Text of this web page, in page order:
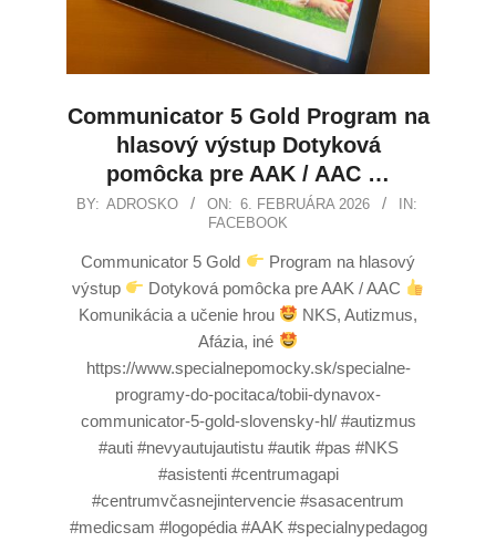
Communicator 5 Gold Program na
hlasový výstup Dotyková
pomôcka pre AAK / AAC …
BY: ADROSKO ON: 6. FEBRUÁRA 2026
IN:
FACEBOOK
Communicator 5 Gold
Program na hlasový
výstup
Dotyková pomôcka pre AAK / AAC
Komunikácia a učenie hrou
NKS, Autizmus,
Afázia, iné
https://www.specialnepomocky.sk/specialne-
programy-do-pocitaca/tobii-dynavox-
communicator-5-gold-slovensky-hl/ #autizmus
#auti #nevyautujautistu #autik #pas #NKS
#asistenti #centrumagapi
#centrumvčasnejintervencie #sasacentrum
#medicsam #logopédia #AAK #specialnypedagog